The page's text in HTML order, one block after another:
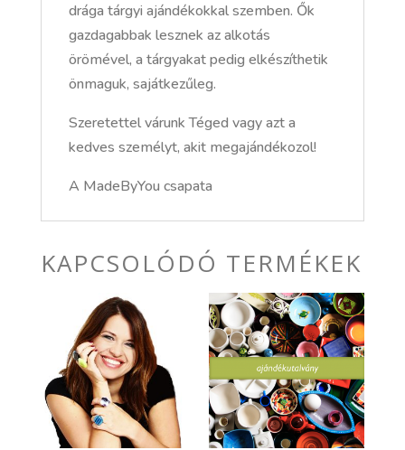
drága tárgyi ajándékokkal szemben. Ők
gazdagabbak lesznek az alkotás
örömével, a tárgyakat pedig elkészíthetik
önmaguk, sajátkezűleg.
Szeretettel várunk Téged vagy azt a
kedves személyt, akit megajándékozol!
A MadeByYou csapata
KAPCSOLÓDÓ TERMÉKEK